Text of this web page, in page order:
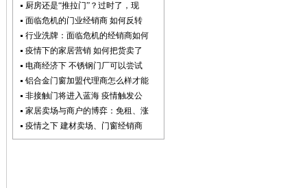
厨房还是“推拉门”？过时了，现
面临危机的门业经销商 如何反转
行业洗牌：面临危机的经销商如何
疫情下的家居营销 如何把货卖了
电商经济下 不锈钢门厂可以尝试
铝合金门窗加盟代理商怎么样才能
非接触门将进入蓝海 疫情触发公
家居卖场与商户的博弈：免租、涨
疫情之下 建材卖场、门窗经销商